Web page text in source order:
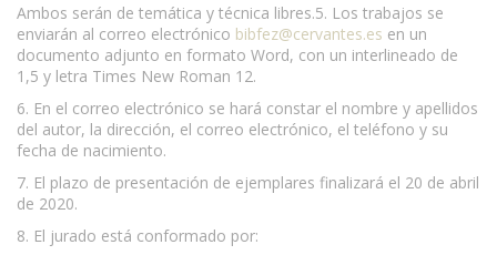
Ambos serán de temática y técnica libres.5. Los trabajos se
enviarán al correo electrónico bibfez@cervantes.es en un
documento adjunto en formato Word, con un interlineado de
1,5 y letra Times New Roman 12.
6. En el correo electrónico se hará constar el nombre y apellidos
del autor, la dirección, el correo electrónico, el teléfono y su
fecha de nacimiento.
7. El plazo de presentación de ejemplares finalizará el 20 de abril
de 2020.
8. El jurado está conformado por: